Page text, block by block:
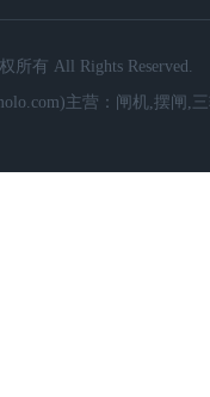
有 All Rights Reserved.
主营：闸机,摆闸,